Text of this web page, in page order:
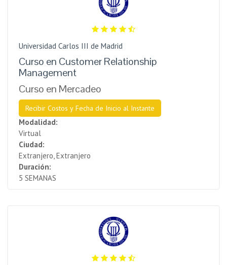
Universidad Carlos III de Madrid
Curso en Customer Relationship
Management
Curso en Mercadeo
Recibir Costos y Fecha de Inicio al Instante
Modalidad:
Virtual
Ciudad:
Extranjero, Extranjero
Duración:
5 SEMANAS